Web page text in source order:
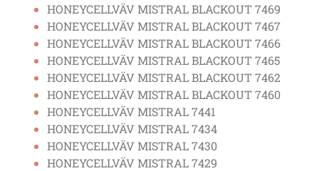
HONEYCELLVÄV MISTRAL BLACKOUT 7469
HONEYCELLVÄV MISTRAL BLACKOUT 7467
HONEYCELLVÄV MISTRAL BLACKOUT 7466
HONEYCELLVÄV MISTRAL BLACKOUT 7465
HONEYCELLVÄV MISTRAL BLACKOUT 7462
HONEYCELLVÄV MISTRAL BLACKOUT 7460
HONEYCELLVÄV MISTRAL 7441
HONEYCELLVÄV MISTRAL 7434
HONEYCELLVÄV MISTRAL 7430
HONEYCELLVÄV MISTRAL 7429